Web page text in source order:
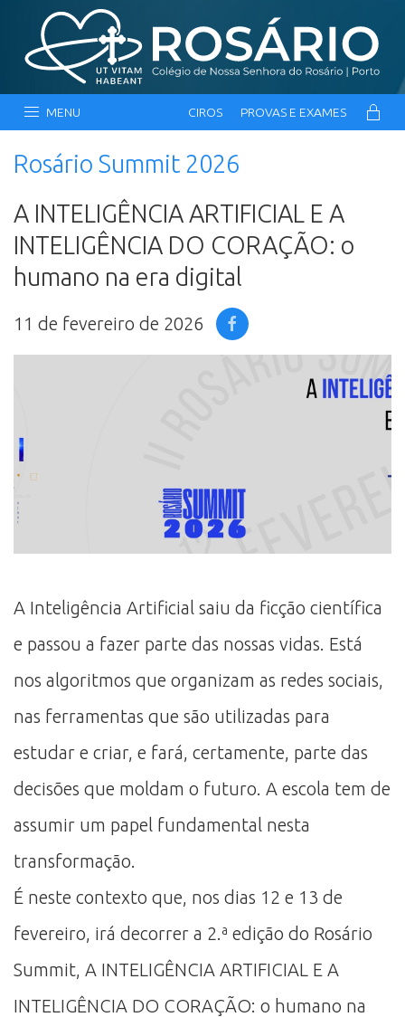
MENU CIROS PROVAS E EXAMES
Rosário Summit 2026
A INTELIGÊNCIA ARTIFICIAL E A
INTELIGÊNCIA DO CORAÇÃO: o
humano na era digital
11 de fevereiro de 2026
A Inteligência Artificial saiu da ficção científica
e passou a fazer parte das nossas vidas. Está
nos algoritmos que organizam as redes sociais,
nas ferramentas que são utilizadas para
estudar e criar, e fará, certamente, parte das
decisões que moldam o futuro. A escola tem de
assumir um papel fundamental nesta
transformação.
É neste contexto que, nos dias 12 e 13 de
fevereiro, irá decorrer a 2.ª edição do Rosário
Summit, A INTELIGÊNCIA ARTIFICIAL E A
INTELIGÊNCIA DO CORAÇÃO: o humano na